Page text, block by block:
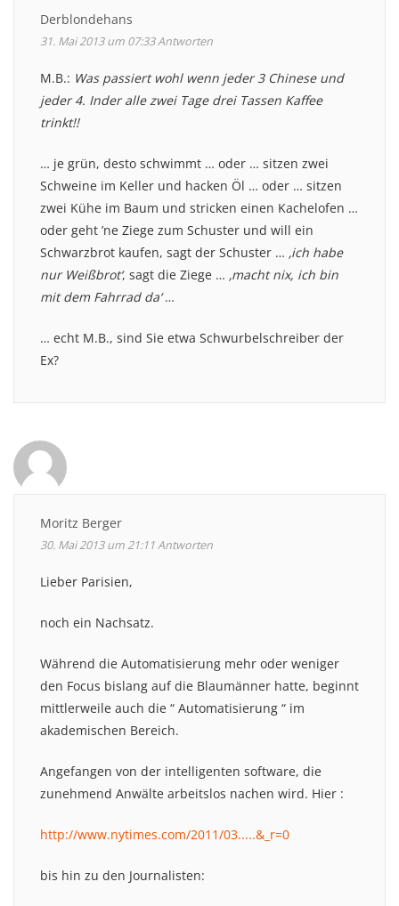
Derblondehans
31. Mai 2013 um 07:33Antworten
M.B.: Was passiert wohl wenn jeder 3 Chinese und
jeder 4. Inder alle zwei Tage drei Tassen Kaffee
trinkt!!
… je grün, desto schwimmt … oder … sitzen zwei
Schweine im Keller und hacken Öl … oder … sitzen
zwei Kühe im Baum und stricken einen Kachelofen …
oder geht ’ne Ziege zum Schuster und will ein
Schwarzbrot kaufen, sagt der Schuster … ‚ich habe
nur Weißbrot‘, sagt die Ziege … ‚macht nix, ich bin
mit dem Fahrrad da‘…
… echt M.B., sind Sie etwa Schwurbelschreiber der
Ex?
Moritz Berger
30. Mai 2013 um 21:11Antworten
Lieber Parisien,
noch ein Nachsatz.
Während die Automatisierung mehr oder weniger
den Focus bislang auf die Blaumänner hatte, beginnt
mittlerweile auch die “ Automatisierung “ im
akademischen Bereich.
Angefangen von der intelligenten software, die
zunehmend Anwälte arbeitslos nachen wird. Hier :
http://www.nytimes.com/2011/03.....&_r=0
bis hin zu den Journalisten: